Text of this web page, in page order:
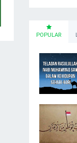
POPULAR